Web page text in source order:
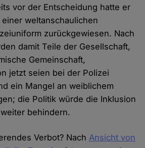
vor der Entscheidung hatte er
weltanschaulichen
zurückgewiesen. Nach
damit Teile der Gesellschaft,
Gemeinschaft,
jetzt seien bei der Polizei
ein Mangel an weiblichem
die Politik würde die Inklusion
behindern.
Verbot? NachAnsicht von